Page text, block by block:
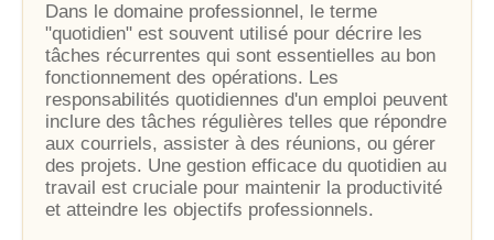
Dans le domaine professionnel, le terme
"quotidien" est souvent utilisé pour décrire les
tâches récurrentes qui sont essentielles au bon
fonctionnement des opérations. Les
responsabilités quotidiennes d'un emploi peuvent
inclure des tâches régulières telles que répondre
aux courriels, assister à des réunions, ou gérer
des projets. Une gestion efficace du quotidien au
travail est cruciale pour maintenir la productivité
et atteindre les objectifs professionnels.